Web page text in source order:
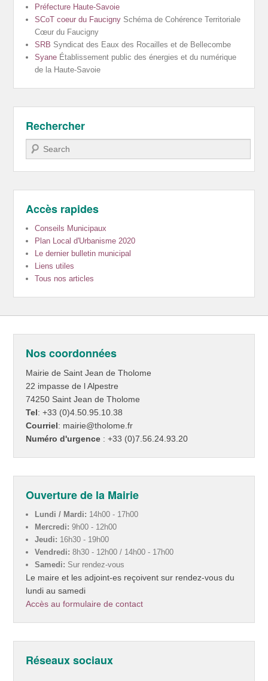
Préfecture Haute-Savoie
SCoT coeur du Faucigny Schéma de Cohérence Territoriale
Cœur du Faucigny
SRB Syndicat des Eaux des Rocailles et de Bellecombe
Syane Établissement public des énergies et du numérique
de la Haute-Savoie
Rechercher
Recherche
Accès rapides
Conseils Municipaux
Plan Local d'Urbanisme 2020
Le dernier bulletin municipal
Liens utiles
Tous nos articles
Nos coordonnées
Mairie de Saint Jean de Tholome
22 impasse de l Alpestre
74250 Saint Jean de Tholome
Tel: +33 (0)4.50.95.10.38
Courriel: mairie@tholome.fr
Numéro d'urgence : +33 (0)7.56.24.93.20
Ouverture de la Mairie
Lundi / Mardi: 14h00 - 17h00
Mercredi: 9h00 - 12h00
Jeudi: 16h30 - 19h00
Vendredi: 8h30 - 12h00 / 14h00 - 17h00
Samedi: Sur rendez-vous
Le maire et les adjoint-es reçoivent sur rendez-vous du
lundi au samedi
Accès au formulaire de contact
Réseaux sociaux